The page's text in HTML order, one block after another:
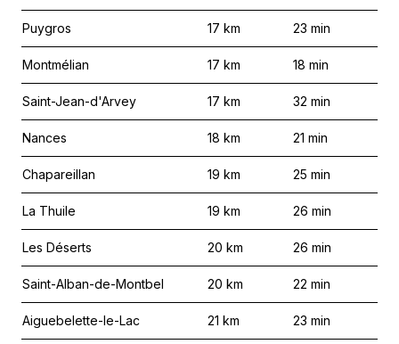
Puygros 17 km 23 min
Montmélian 17 km 18 min
Saint-Jean-d'Arvey 17 km 32 min
Nances 18 km 21 min
Chapareillan 19 km 25 min
La Thuile 19 km 26 min
Les Déserts 20 km 26 min
Saint-Alban-de-Montbel 20 km 22 min
Aiguebelette-le-Lac 21 km 23 min